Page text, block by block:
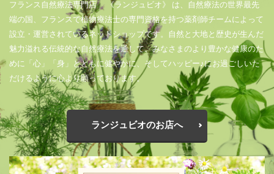
フランス自然療法専門店 《ランジュビオ》 は、自然療法の世界最先
端の国、フランスで植物療法士の専門資格を持つ薬剤師チームによって
設立・運営されているネットショップです。自然と大地と歴史が生んだ
魅力溢れる伝統的な自然療法を通して、みなさまのより豊かな健康のた
めに「心」「身」とともに健やかに、そしてハッピー♪にお過ごしいた
だけるように心より願っております。
ランジュビオのお店へ